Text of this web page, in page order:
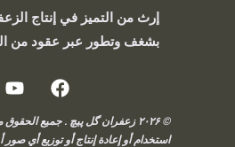
إرث من التميز في إنتاج
بشغف وتطور عبر عقود من
© ۲۰۲۶ زعفران گل پیچ . جميع
استخدام أو إعادة إنتاج أو توزيع أي